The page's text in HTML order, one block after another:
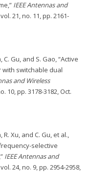
IEEE Antennas and
21, no. 11, pp. 2161-
C. Gu, and S. Gao, “Active
switchable dual
and Wireless
10, pp. 3178-3182, Oct.
R. Xu, and C. Gu, et al.,
selective
IEEE Antennas and
24, no. 9, pp. 2954-2958,